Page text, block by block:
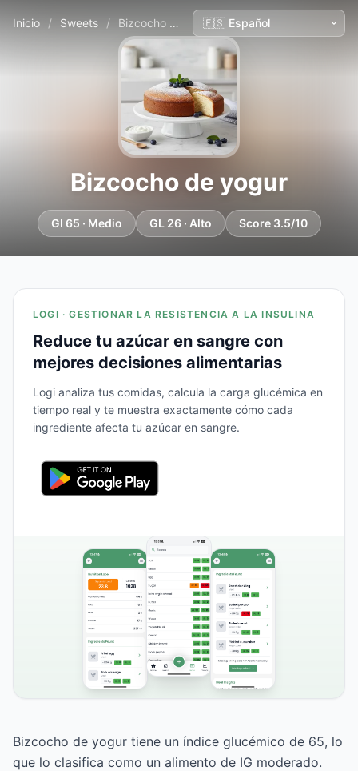
Inicio / Sweets / Bizcocho de yogur
Bizcocho de yogur
GI 65 · Medio GL 26 · Alto Score 3.5/10
LOGI · GESTIONAR LA RESISTENCIA A LA INSULINA
Reduce tu azúcar en sangre con
mejores decisiones alimentarias
Logi analiza tus comidas, calcula la carga glucémica en
tiempo real y te muestra exactamente cómo cada
ingrediente afecta tu azúcar en sangre.
Bizcocho de yogur tiene un índice glucémico de 65, lo
que lo clasifica como un alimento de IG moderado.